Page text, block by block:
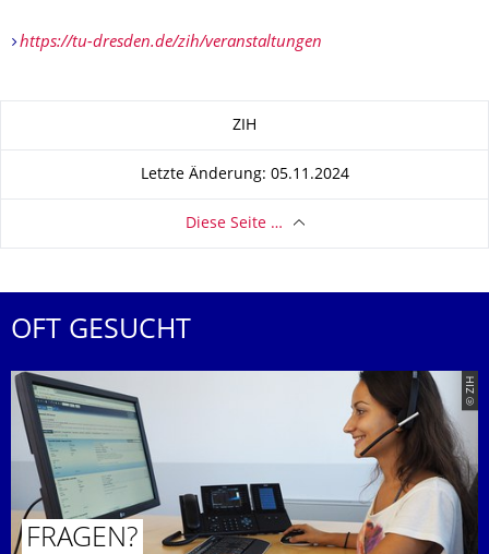
https://tu-dresden.de/zih/veranstaltungen
ZIH
Letzte Änderung: 05.11.2024
Diese Seite …
OFT GESUCHT
© ZIH
FRAGEN?